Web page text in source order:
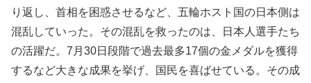
り返し、首相を困惑させるなど、五輪ホスト国の日本側は
混乱していった。その混乱を救ったのは、日本人選手たち
の活躍だ。7月30日段階で過去最多17個の金メダルを獲得
するなど大きな成果を挙げ、国民を喜ばせている。その成